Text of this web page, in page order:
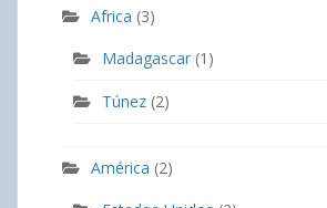
Africa (3)
Madagascar (1)
Túnez (2)
América (2)